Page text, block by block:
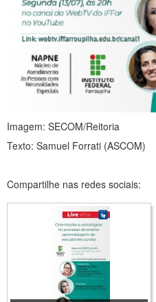
Imagem: SECOM/Reitoria
Texto: Samuel Forrati (ASCOM)
Compartilhe nas redes sociais: